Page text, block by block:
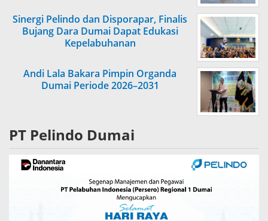
Sinergi Pelindo dan Disporapar, Finalis
Bujang Dara Dumai Dapat Edukasi
Kepelabuhanan
Andi Lala Bakara Pimpin Organda
Dumai Periode 2026–2031
PT Pelindo Dumai